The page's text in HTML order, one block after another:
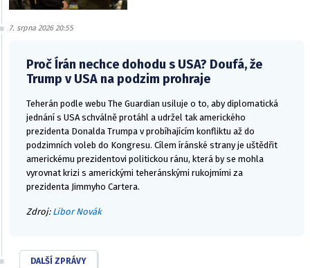
7. srpna 2026 20:55
Proč Írán nechce dohodu s USA? Doufá, že
Trump v USA na podzim prohraje
Teherán podle webu The Guardian usiluje o to, aby diplomatická
jednání s USA schválně protáhl a udržel tak amerického
prezidenta Donalda Trumpa v probíhajícím konfliktu až do
podzimních voleb do Kongresu. Cílem íránské strany je uštědřit
americkému prezidentovi politickou ránu, která by se mohla
vyrovnat krizi s americkými teheránskými rukojmími za
prezidenta Jimmyho Cartera.
Zdroj: Libor Novák
DALŠÍ ZPRÁVY